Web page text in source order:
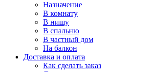
Назначение
В комнату
В нишу
В спальню
В частный дом
На балкон
Доставка и оплата
Как сделать заказ